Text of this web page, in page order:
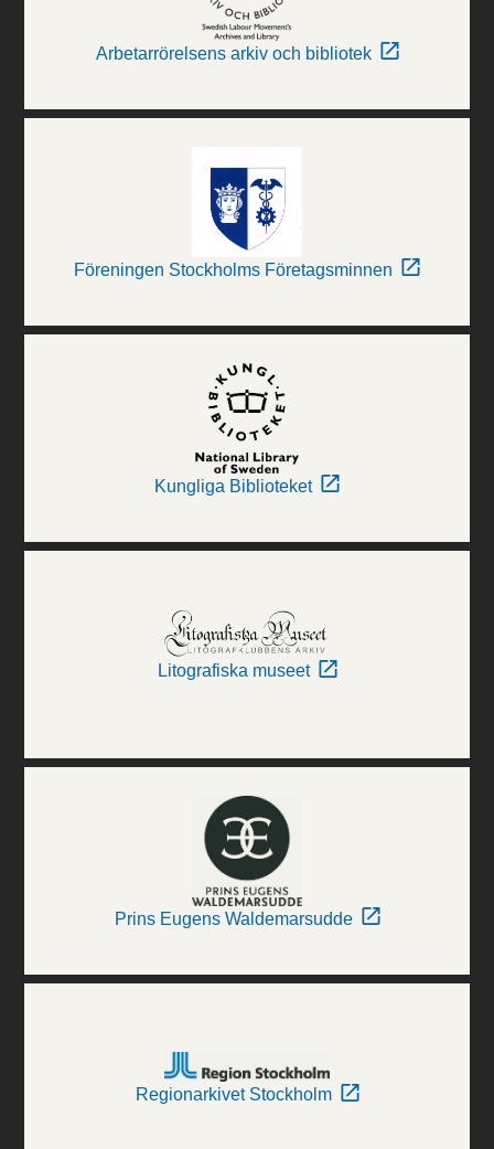
Arbetarrörelsens arkiv och bibliotek
Föreningen Stockholms Företagsminnen
Kungliga Biblioteket
Litografiska museet
Prins Eugens Waldemarsudde
Regionarkivet Stockholm